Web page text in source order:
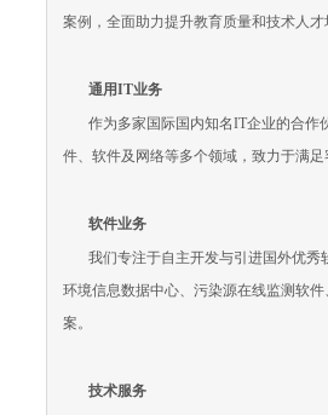
案例，全面助力提升教育质量和技术人才
通用IT业务
作为多家国际国内知名IT企业的合作
件、软件及网络等多个领域，致力于满
软件业务
我们专注于自主开发与引进国外优
环境信息数据中心、污染源在线监测软
案。
技术服务